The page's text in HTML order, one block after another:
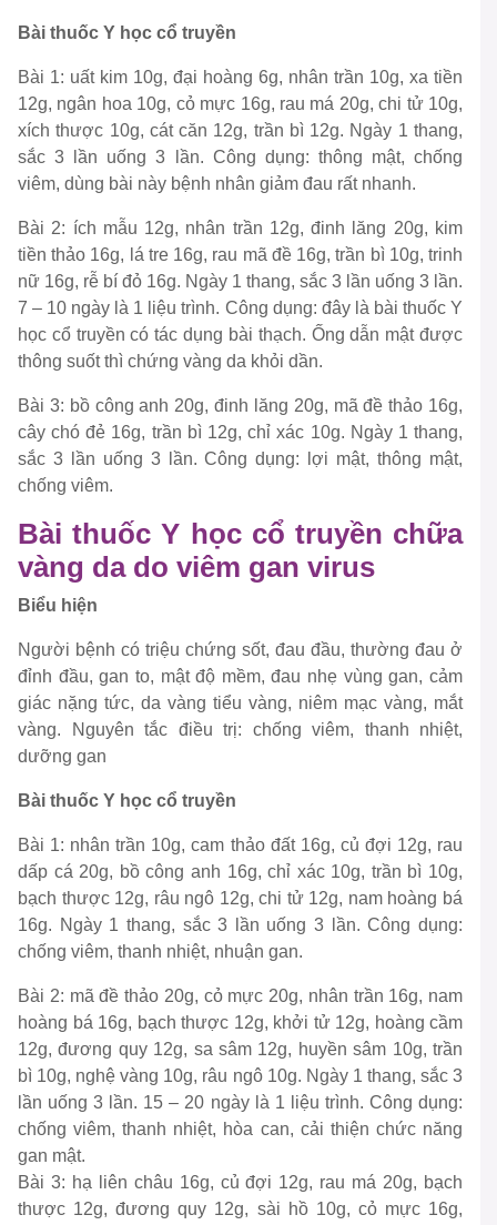
Bài thuốc Y học cổ truyền
Bài 1: uất kim 10g, đại hoàng 6g, nhân trần 10g, xa tiền
12g, ngân hoa 10g, cỏ mực 16g, rau má 20g, chi tử 10g,
xích thược 10g, cát căn 12g, trần bì 12g. Ngày 1 thang,
sắc 3 lần uống 3 lần. Công dụng: thông mật, chống
viêm, dùng bài này bệnh nhân giảm đau rất nhanh.
Bài 2: ích mẫu 12g, nhân trần 12g, đinh lăng 20g, kim
tiền thảo 16g, lá tre 16g, rau mã đề 16g, trần bì 10g, trinh
nữ 16g, rễ bí đỏ 16g. Ngày 1 thang, sắc 3 lần uống 3 lần.
7 – 10 ngày là 1 liệu trình. Công dụng: đây là bài thuốc Y
học cổ truyền có tác dụng bài thạch. Ống dẫn mật được
thông suốt thì chứng vàng da khỏi dần.
Bài 3: bồ công anh 20g, đinh lăng 20g, mã đề thảo 16g,
cây chó đẻ 16g, trần bì 12g, chỉ xác 10g. Ngày 1 thang,
sắc 3 lần uống 3 lần. Công dụng: lợi mật, thông mật,
chống viêm.
Bài thuốc Y học cổ truyền chữa
vàng da do viêm gan virus
Biểu hiện
Người bệnh có triệu chứng sốt, đau đầu, thường đau ở
đỉnh đầu, gan to, mật độ mềm, đau nhẹ vùng gan, cảm
giác nặng tức, da vàng tiểu vàng, niêm mạc vàng, mắt
vàng. Nguyên tắc điều trị: chống viêm, thanh nhiệt,
dưỡng gan
Bài thuốc Y học cổ truyền
Bài 1: nhân trần 10g, cam thảo đất 16g, củ đợi 12g, rau
dấp cá 20g, bồ công anh 16g, chỉ xác 10g, trần bì 10g,
bạch thược 12g, râu ngô 12g, chi tử 12g, nam hoàng bá
16g. Ngày 1 thang, sắc 3 lần uống 3 lần. Công dụng:
chống viêm, thanh nhiệt, nhuận gan.
Bài 2: mã đề thảo 20g, cỏ mực 20g, nhân trần 16g, nam
hoàng bá 16g, bạch thược 12g, khởi tử 12g, hoàng cầm
12g, đương quy 12g, sa sâm 12g, huyền sâm 10g, trần
bì 10g, nghệ vàng 10g, râu ngô 10g. Ngày 1 thang, sắc 3
lần uống 3 lần. 15 – 20 ngày là 1 liệu trình. Công dụng:
chống viêm, thanh nhiệt, hòa can, cải thiện chức năng
gan mật.
Bài 3: hạ liên châu 16g, củ đợi 12g, rau má 20g, bạch
thược 12g, đương quy 12g, sài hồ 10g, cỏ mực 16g,